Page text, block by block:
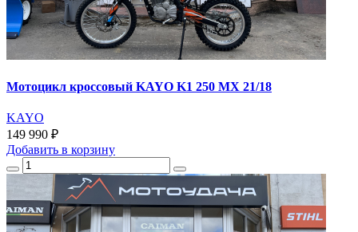
Мотоцикл кроссовый KAYO K1 250 MX 21/18
KAYO
149 990 ₽
Добавить в корзину